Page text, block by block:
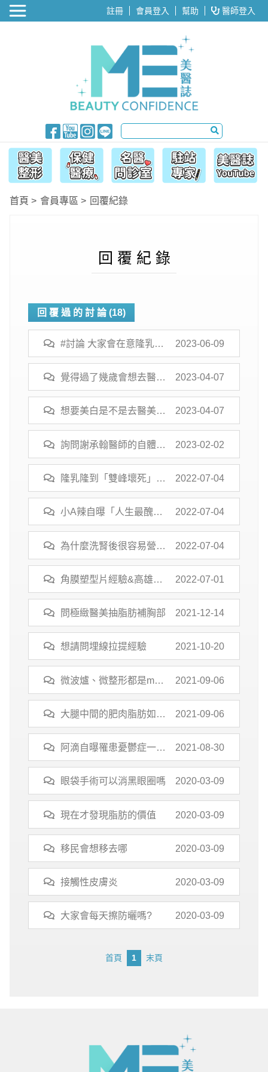
醫美整形 註冊 會員登入 幫助 醫師登入
首頁 會員專區 回覆紀錄
回 覆 紀 錄
回 覆 過 的 討 論 (18)
#討論 大家會在意隆乳傷
口的疤痕嗎
2023-06-09
覺得過了幾歲會想去醫美
保養啊?
2023-04-07
想要美白是不是去醫美比
較快?
2023-04-07
詢問謝承翰醫師的自體脂
肪隆乳
2023-02-02
隆乳隆到「雙峰壞死」！
她砸900萬韓元豐胸崩
潰 揭醫院恐怖黑幕
2022-07-04
小A辣自曝「人生最醜時
期」 整形腫成豬頭嚇壞
網友
2022-07-04
為什麼洗腎後很容易營養
不良?
2022-07-04
角膜塑型片經驗&高雄有
沒有眼科推薦
2022-07-01
問極緻醫美抽脂肪補胸部 2021-12-14
想請問埋線拉提經驗 2021-10-20
微波爐、微整形都是micr
o-開頭英文，為何「微解
封」「微冰」不能照樣造
句？
2021-09-06
大腿中間的肥肉脂肪如何
消
2021-09-06
阿滴自曝罹患憂鬱症一
年 揭宛如「行屍走肉」
黑暗期
2021-08-30
眼袋手術可以消黑眼圈嗎 2020-03-09
現在才發現脂肪的價值 2020-03-09
移民會想移去哪 2020-03-09
接觸性皮膚炎 2020-03-09
大家會每天擦防曬嗎? 2020-03-09
首頁 1 末頁